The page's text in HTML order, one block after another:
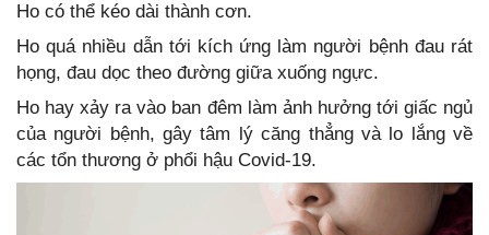
Ho có thể kéo dài thành cơn.
Ho quá nhiều dẫn tới kích ứng làm người bệnh đau rát
họng, đau dọc theo đường giữa xuống ngực.
Ho hay xảy ra vào ban đêm làm ảnh hưởng tới giấc ngủ
của người bệnh, gây tâm lý căng thẳng và lo lắng về
các tổn thương ở phổi hậu Covid-19.